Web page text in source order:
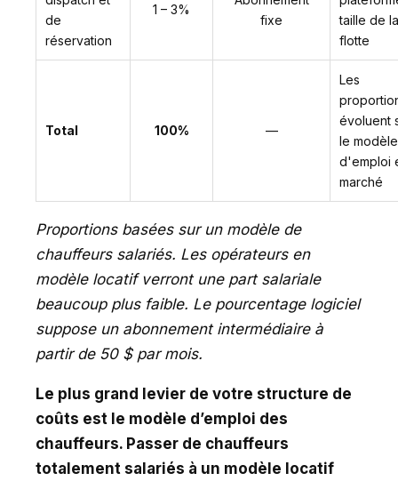
de
réservation
1 – 3%
fixe
taille de la
flotte
Total 100% —
Les
évoluent
le modèle
d'emploi
marché
Proportions basées sur un modèle de
chauffeurs salariés. Les opérateurs en
modèle locatif verront une part salariale
beaucoup plus faible. Le pourcentage logiciel
suppose un abonnement intermédiaire à
partir de 50 $ par mois.
Le plus grand levier de votre structure de
coûts est le modèle d’emploi des
chauffeurs. Passer de chauffeurs
totalement salariés à un modèle locatif